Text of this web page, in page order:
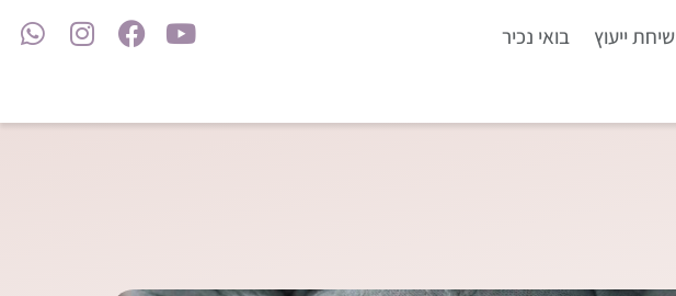
שיחת ייעוץ בואי נכיר